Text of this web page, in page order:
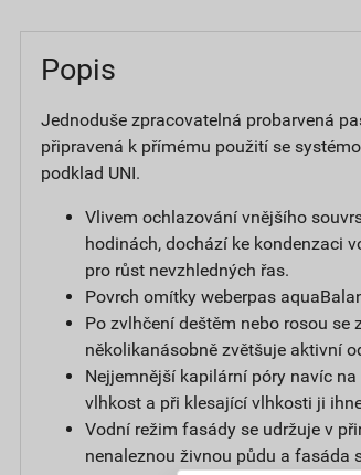
Popis
Jednoduše zpracovatelná probarvená
připravená k přímému použití se
podklad UNI.
Vlivem ochlazování vnějšího
hodinách, dochází ke kondenzaci
pro růst nevzhledných řas.
Povrch omítky weberpas
Po zvlhčení deštěm nebo rosou se
několikanásobně zvětšuje aktivní
Nejjemnější kapilární póry navíc
vlhkost a při klesající vlhkosti ji
Vodní režim fasády se udržuje v
nenaleznou živnou půdu a fasáda